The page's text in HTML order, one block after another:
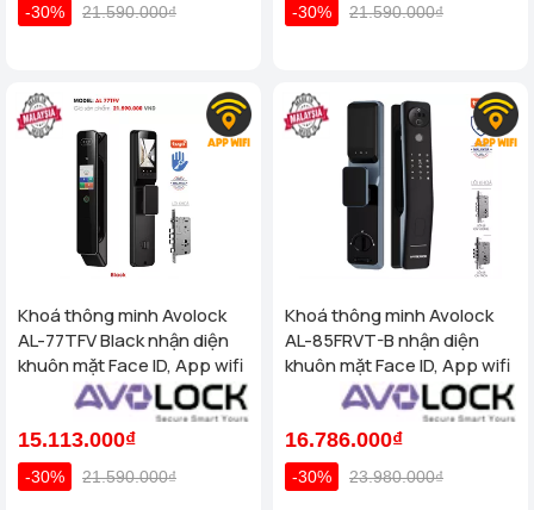
-30% 21.590.000₫ -30% 21.590.000₫
Khoá thông minh Avolock
AL-77TFV Black nhận diện
khuôn mặt Face ID, App wifi
15.113.000₫
-30% 21.590.000₫
Khoá thông minh Avolock
AL-85FRVT-B nhận diện
khuôn mặt Face ID, App wifi
16.786.000₫
-30% 23.980.000₫